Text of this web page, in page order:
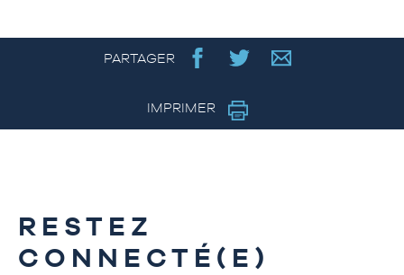
PARTAGER
IMPRIMER
RESTEZ
CONNECTÉ(E)